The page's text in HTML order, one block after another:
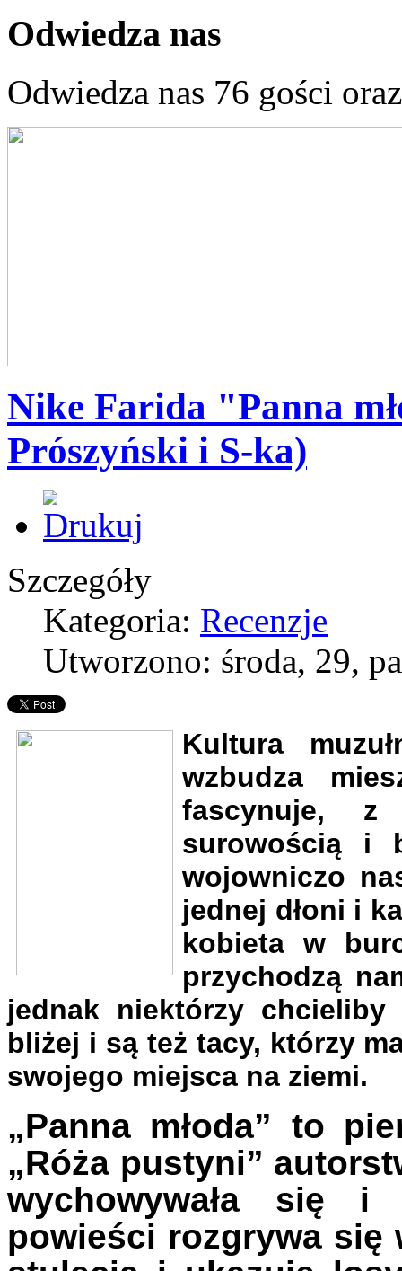
Odwiedza nas
Odwiedza nas 76 gości
Nike Farida "Panna
Prószyński i S-ka)
Szczegóły
Kategoria: Recenzje
Utworzono: środa, 29,
Kultura
wzbudza
fascynuje,
surowością i
wojowniczo
jednej dłoni i
kobieta w
przychodzą
jednak niektórzy
bliżej i są też tacy, którzy
swojego miejsca na ziemi.
„Panna młoda” to
„Róża pustyni”
wychowywała się
powieści rozgrywa się